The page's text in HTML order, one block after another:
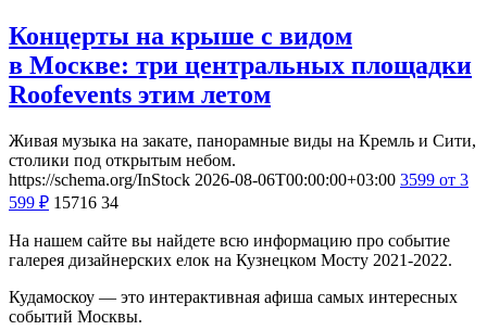
Концерты на крыше с видом
в Москве: три центральных площадки
Roofevents этим летом
Живая музыка на закате, панорамные виды на Кремль и Сити,
столики под открытым небом.
https://schema.org/InStock 2026-08-06T00:00:00+03:00 3599 от 3
599 ₽ 15716 34
На нашем сайте вы найдете всю информацию про событие
галерея дизайнерских елок на Кузнецком Мосту 2021-2022.
Кудамоскоу — это интерактивная афиша самых интересных
событий Москвы.